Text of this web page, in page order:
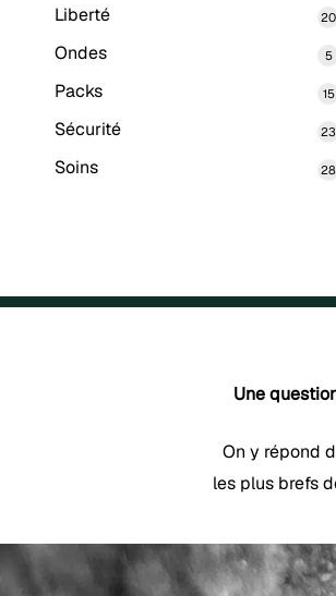
Liberté 20
Ondes 55
Packs 15
Sécurité 23
Soins 28
Une
On y répond
les plus brefs